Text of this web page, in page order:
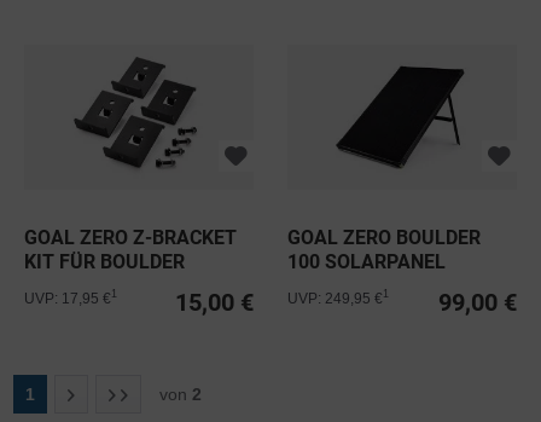
GOAL ZERO Z-BRACKET
KIT FÜR BOULDER
SOLARPANEL
15,00 €
UVP: 17,95 € 1
GOAL ZERO BOULDER
100 SOLARPANEL
99,00 €
UVP: 249,95 € 1
1 von 2